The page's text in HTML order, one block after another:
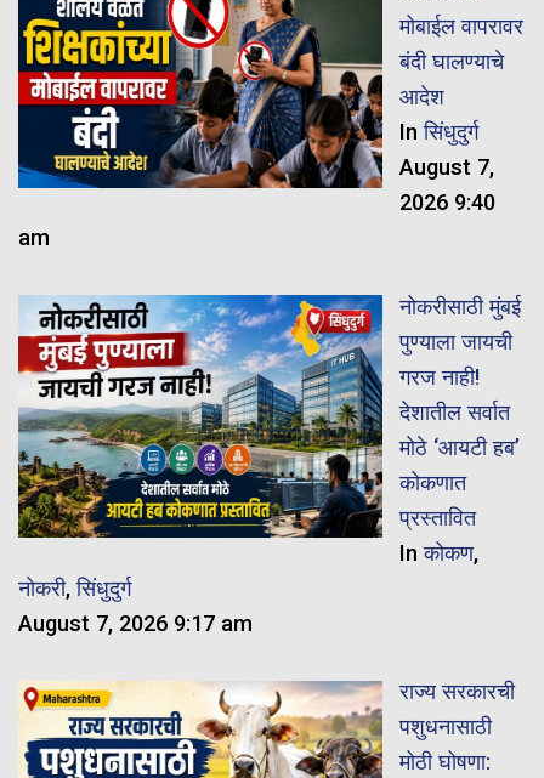
मोबाईल वापरावर
बंदी घालण्याचे
आदेश
Inसिंधुदुर्ग
August 7,
2026 9:40
am
नोकरीसाठी मुंबई
पुण्याला जायची
गरज नाही!
देशातील सर्वात
मोठे ‘आयटी हब’
कोकणात
प्रस्तावित
Inकोकण,
नोकरी,सिंधुदुर्ग
August 7, 2026 9:17 am
राज्य सरकारची
पशुधनासाठी
मोठी घोषणा: